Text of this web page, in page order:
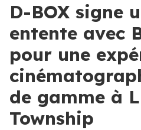
D-BOX signe
entente avec
pour une
de gamme à
Township